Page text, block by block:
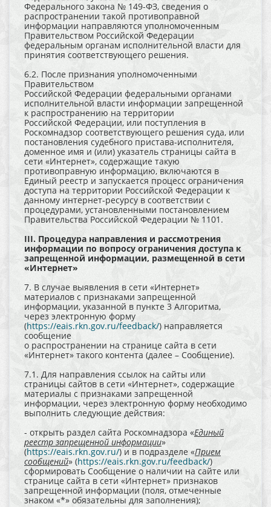
Федерального закона № 149-ФЗ, сведения о
распространении такой противоправной
информации направляются уполномоченным
Правительством Российской Федерации
федеральным органам исполнительной власти для
принятия соответствующего решения.
6.2. После признания уполномоченными
Правительством
Российской Федерации федеральными органами
исполнительной власти информации запрещенной
к распространению на территории
Российской Федерации, или поступления в
Роскомнадзор соответствующего решения суда, или
постановления судебного пристава-исполнителя,
доменное имя и (или) указатель страницы сайта в
сети «Интернет», содержащие такую
противоправную информацию, включаются в
Единый реестр и запускается процесс ограничения
доступа на территории Российской Федерации к
данному интернет-ресурсу в соответствии с
процедурами, установленными постановлением
Правительства Российской Федерации № 1101.
III. Процедура направления и рассмотрения
информации по вопросу ограничения доступа к
запрещенной информации, размещенной в сети
«Интернет»
7. В случае выявления в сети «Интернет»
материалов с признаками запрещенной
информации, указанной в пункте 3 Алгоритма,
через электронную форму
(https://eais.rkn.gov.ru/feedback/) направляется
сообщение
о распространении на странице сайта в сети
«Интернет» такого контента (далее – Сообщение).
7.1. Для направления ссылок на сайты или
страницы сайтов в сети «Интернет», содержащие
материалы с признаками запрещенной
информации, через электронную форму необходимо
выполнить следующие действия:
- открыть раздел сайта Роскомнадзора «Единый
реестр запрещенной информации»
(https://eais.rkn.gov.ru/) и в подразделе «Прием
сообщений» (https://eais.rkn.gov.ru/feedback/)
сформировать Сообщение о наличии на сайте или
странице сайта в сети «Интернет» признаков
запрещенной информации (поля, отмеченные
знаком «*» обязательны для заполнения);